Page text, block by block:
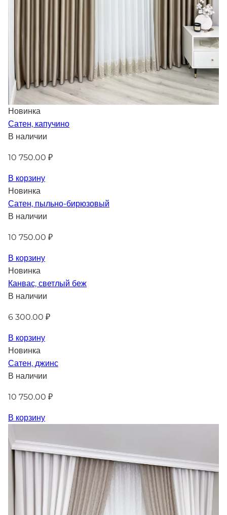
Новинка
Сатен, капучино
В наличии
10 750.00 ₽
В корзину
Новинка
Сатен, пыльно-бирюзовый
В наличии
10 750.00 ₽
В корзину
Новинка
Канвас, светлый беж
В наличии
6 300.00 ₽
В корзину
Новинка
Сатен, джинс
В наличии
10 750.00 ₽
В корзину